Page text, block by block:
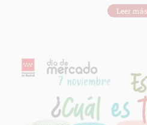
Leer
INFORMACION SOBRE LA
Responsable: